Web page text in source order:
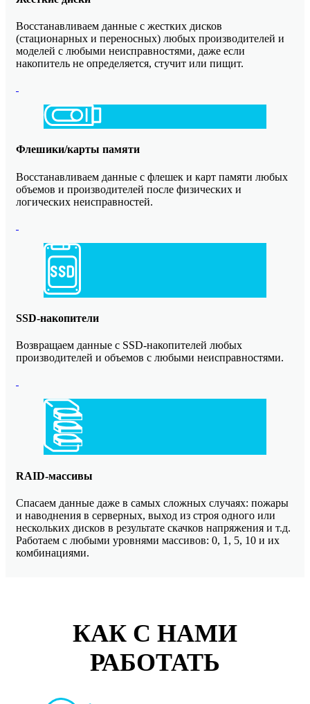
Восстанавливаем данные с жестких дисков
(стационарных и переносных) любых производителей и
моделей с любыми неисправностями, даже если
накопитель не определяется, стучит или пищит.
Флешики/карты памяти
Восстанавливаем данные с флешек и карт памяти любых
объемов и производителей после физических и
логических неисправностей.
SSD-накопители
Возвращаем данные с SSD-накопителей любых
производителей и объемов с любыми неисправностями.
RAID-массивы
Спасаем данные даже в самых сложных случаях: пожары
и наводнения в серверных, выход из строя одного или
нескольких дисков в результате скачков напряжения и т.д.
Работаем с любыми уровнями массивов: 0, 1, 5, 10 и их
комбинациями.
КАК С НАМИ
РАБОТАТЬ